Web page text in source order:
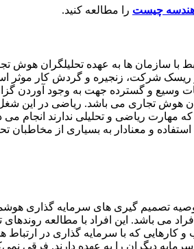
چیست را مطالعه کنید.
سازمان ها به عهده تحلیلگران هوش
ریسک شرکت، زنجیره و گردش کار موثر
وسیع و گسترده جهت به وجود
هوش تجاری می باشد. ریاضی در این شغل
که مهارت ریاضی و تحلیلی ندارند
و معنادار به بسیاری از مخاطبان
توصیه تصمیم گیری های سرمایه گذاری
می باشد. این افراد با مطالعه
که با سرمایه گذاری در ارتباط
دیگران را به عهده دارند. فرقی